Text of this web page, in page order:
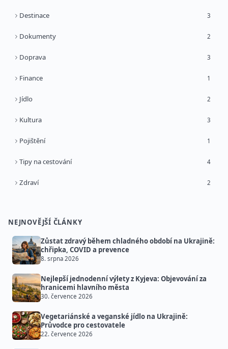
Destinace 3
Dokumenty 2
Doprava 3
Finance 1
Jídlo 2
Kultura 3
Pojištění 1
Tipy na cestování 4
Zdraví 2
NEJNOVĚJŠÍ ČLÁNKY
Zůstat zdravý během chladného období na Ukrajině:
chřipka, COVID a prevence
8. srpna 2026
Nejlepší jednodenní výlety z Kyjeva: Objevování za
hranicemi hlavního města
30. července 2026
Vegetariánské a veganské jídlo na Ukrajině:
Průvodce pro cestovatele
22. července 2026